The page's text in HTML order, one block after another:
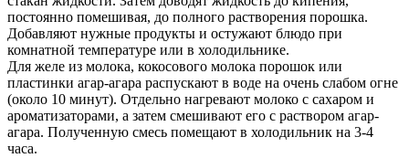
постоянно помешивая, до полного растворения порошка.
Добавляют нужные продукты и остужают блюдо при
комнатной температуре или в холодильнике.
Для желе из молока, кокосового молока порошок или
пластинки агар-агара распускают в воде на очень слабом огне
(около 10 минут). Отдельно нагревают молоко с сахаром и
ароматизаторами, а затем смешивают его с раствором агар-
агара. Полученную смесь помещают в холодильник на 3-4
часа.